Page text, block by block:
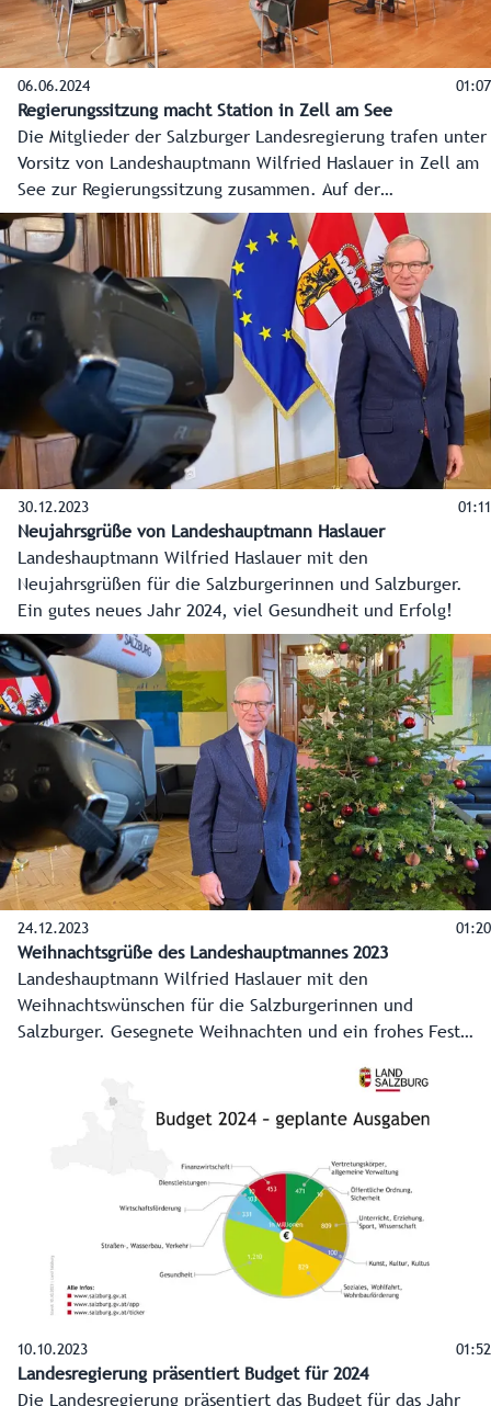
06.06.2024 01:07
Regierungssitzung macht Station in Zell am See
Die Mitglieder der Salzburger Landesregierung trafen unter
Vorsitz von Landeshauptmann Wilfried Haslauer in Zell am
See zur Regierungssitzung zusammen. Auf der
Tagesordnung standen mit dem Wiederaufbau der
Pinzgaubahn, der Ski-WM 2025 in Saalbach-Hinterglemm
und der aktuellen Wolfproblematik Themen mit großer
Bedeutung für die Region.
30.12.2023 01:11
Neujahrsgrüße von Landeshauptmann Haslauer
Landeshauptmann Wilfried Haslauer mit den
Neujahrsgrüßen für die Salzburgerinnen und Salzburger.
Ein gutes neues Jahr 2024, viel Gesundheit und Erfolg!
24.12.2023 01:20
Weihnachtsgrüße des Landeshauptmannes 2023
Landeshauptmann Wilfried Haslauer mit den
Weihnachtswünschen für die Salzburgerinnen und
Salzburger. Gesegnete Weihnachten und ein frohes Fest
10.10.2023 01:52
Landesregierung präsentiert Budget für 2024
Die Landesregierung präsentiert das Budget für das Jahr